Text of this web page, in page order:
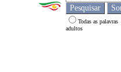
Todas as palavras
adultos